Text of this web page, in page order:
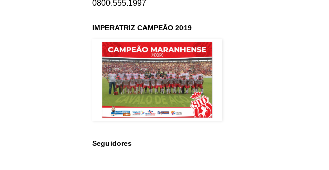
0800.555.1997
IMPERATRIZ CAMPEÃO 2019
Seguidores